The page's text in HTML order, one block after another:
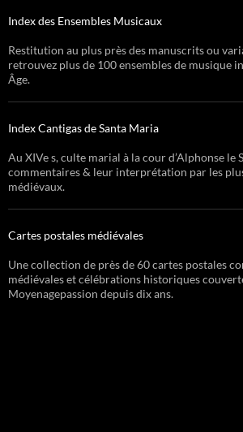
Index des Ensembles Musicaux
Restitution au plus près des manuscrits ou
retrouvez plus de 100 ensembles de musique
Âge.
Index Cantigas de Santa Maria
Au XIVe s, culte marial à la cour d’Alphonse le
commentaires & leur interprétation par les
médiévaux.
Cartes postales médiévales
Une collection de près de 60 cartes postales
médiévales et célébrations historiques
Moyenagepassion depuis dix ans.